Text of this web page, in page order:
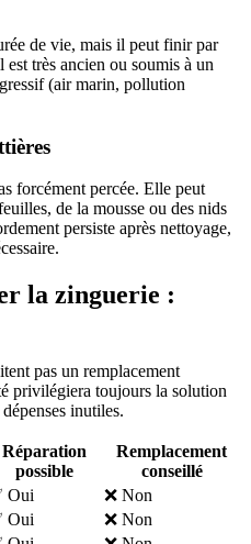
de vie, mais il peut finir par
très ancien ou soumis à un
(air marin, pollution
forcément percée. Elle peut
de la mousse ou des nids
persiste après nettoyage,
la zinguerie :
pas un remplacement
privilégiera toujours la solution
inutiles.
Réparation
possible
Remplacement
conseillé
Oui
❌ Non
Oui
❌ Non